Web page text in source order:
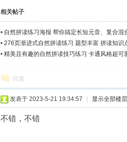
相关帖子
• 自然拼读练习海报 帮你搞定长短元音、复合混
• 276页渐进式自然拼读练习 题型丰富 拼读知识
• 精美且有趣的自然拼读技巧练习 卡通风格超可
回复
发表于 2023-5-21 19:34:57 显示全部楼层
不错，不错